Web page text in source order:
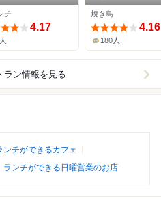
チ
4.17
焼き鳥
4.16
180人
ラン情報を見る
ンチができるカフェ
ランチができる日曜営業のお店